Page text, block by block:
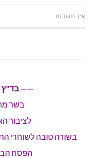
אין תגובות
—— בד"ץ
בשר
לציבור
בשורה טובה לשוחרי
הפסח